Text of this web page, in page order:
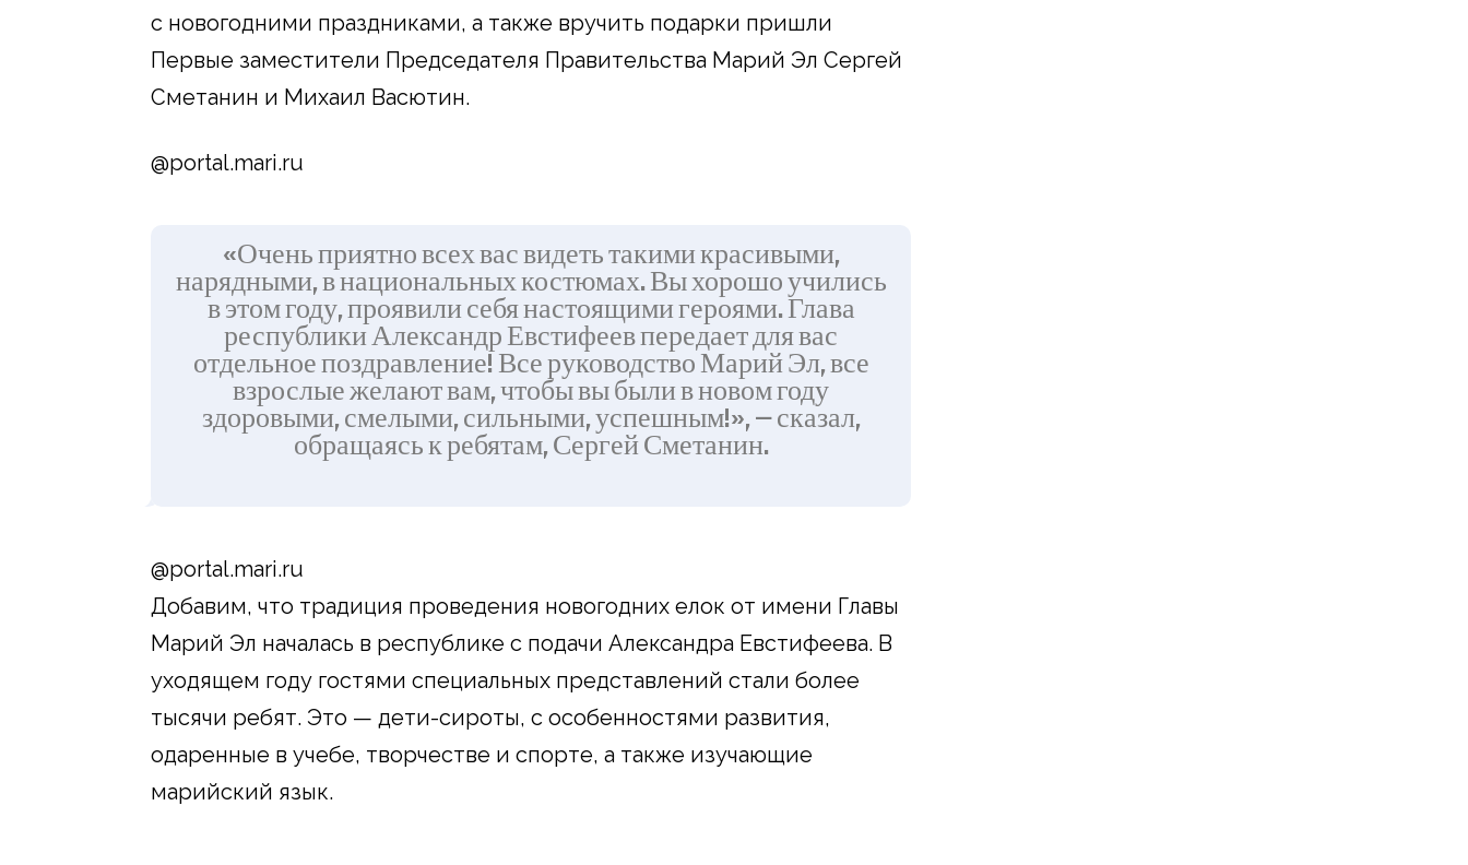
с новогодними праздниками, а также вручить подарки пришли
Первые заместители Председателя Правительства Марий Эл Сергей
Сметанин и Михаил Васютин.
@portal.mari.ru
«Очень приятно всех вас видеть такими красивыми,
нарядными, в национальных костюмах. Вы хорошо учились
в этом году, проявили себя настоящими героями. Глава
республики Александр Евстифеев передает для вас
отдельное поздравление! Все руководство Марий Эл, все
взрослые желают вам, чтобы вы были в новом году
здоровыми, смелыми, сильными, успешным!», — сказал,
обращаясь к ребятам, Сергей Сметанин.
@portal.mari.ru
Добавим, что традиция проведения новогодних елок от имени Главы
Марий Эл началась в республике с подачи Александра Евстифеева. В
уходящем году гостями специальных представлений стали более
тысячи ребят. Это — дети-сироты, с особенностями развития,
одаренные в учебе, творчестве и спорте, а также изучающие
марийский язык.